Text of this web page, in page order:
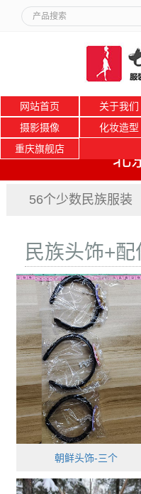
网站首页 关于我们
摄影摄像
化妆造型
重庆旗舰店
北
56个少数民族服装
民族头饰+配
朝鲜头饰-三个